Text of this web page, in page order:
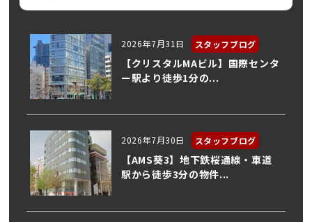
2026年7月31日 スタッフブログ
【クリスタルMAビル】国際センタ
ー駅より徒歩1分の...
2026年7月30日 スタッフブログ
【AMS葵3】地下鉄桜通線・車道
駅から徒歩3分の物件...